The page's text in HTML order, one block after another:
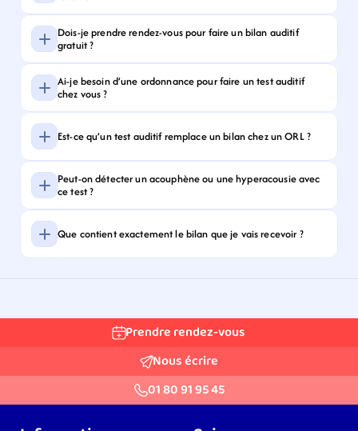
Dois-je prendre rendez-vous pour faire un bilan auditif
gratuit ?
Ai-je besoin d’une ordonnance pour faire un test auditif
chez vous ?
Est-ce qu’un test auditif remplace un bilan chez un ORL ?
Peut-on détecter un acouphène ou une hyperacousie avec
ce test ?
Que contient exactement le bilan que je vais recevoir ?
Prendre rendez-vous
Nous écrire
01 80 91 95 45